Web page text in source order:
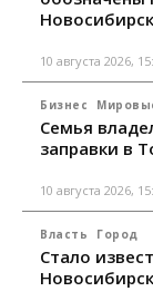
10 августа 2026,
Бизнес
Семья
заправки в
10 августа 2026,
Власть Город
Стало
Новосибирск